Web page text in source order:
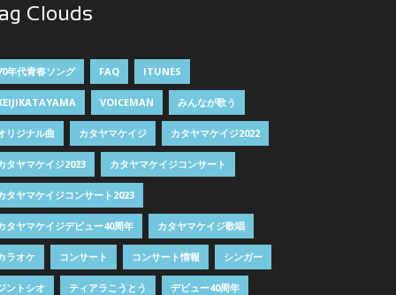
Clouds
年代青春ソング FAQ ITUNES
VOICEMAN みんなが歌う
リジナル曲 カタヤマケイジ カタヤマケイジ2022
タヤマケイジ2023 カタヤマケイジコンサート
タヤマケイジコンサート2023
タヤマケイジデビュー40周年 カタヤマケイジ歌唱
ラオケ コンサート コンサート情報 シンガー
ントシオ ティアラこうとう デビュー40周年